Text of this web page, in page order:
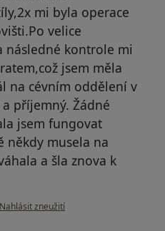
mi byla operace
velice
kontrole mi
jsem měla
na cévním oddělení v
příjemný. Žádné
jsem fungovat
někdy musela na
a šla znova k
podle názoru uživatele M.K.
Nahlásit zneužití